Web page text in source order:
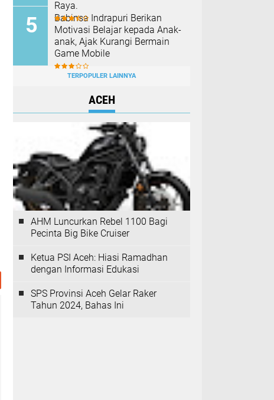
Raya.
Babinsa Indrapuri Berikan
Motivasi Belajar kepada Anak-
anak, Ajak Kurangi Bermain
Game Mobile
TERPOPULER LAINNYA
ACEH
AHM Luncurkan Rebel 1100 Bagi
Pecinta Big Bike Cruiser
Ketua PSI Aceh: Hiasi Ramadhan
dengan Informasi Edukasi
SPS Provinsi Aceh Gelar Raker
Tahun 2024, Bahas Ini